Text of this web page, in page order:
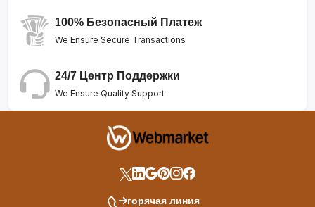
100% Безопасный Платеж
We Ensure Secure Transactions
24/7 Центр Поддержки
We Ensure Quality Support
горячая линия